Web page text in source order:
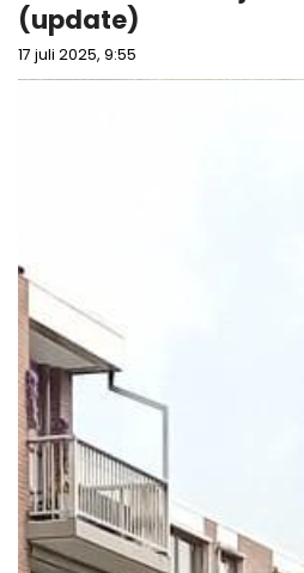
(update)
17 juli 2025, 9:55